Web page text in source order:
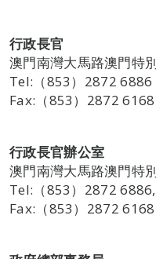
行政長官
澳門南灣大馬路澳門特
Tel:（853）2872
Fax:（853）2872 6168
行政長官辦公室
澳門南灣大馬路澳門特
Tel:（853）2872
Fax:（853）2872 6168